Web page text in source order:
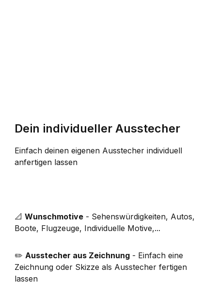
Dein individueller Ausstecher
Einfach deinen eigenen Ausstecher individuell
anfertigen lassen
📐 Wunschmotive - Sehenswürdigkeiten, Autos,
Boote, Flugzeuge, Individuelle Motive,...
✏️ Ausstecher aus Zeichnung - Einfach eine
Zeichnung oder Skizze als Ausstecher fertigen
lassen